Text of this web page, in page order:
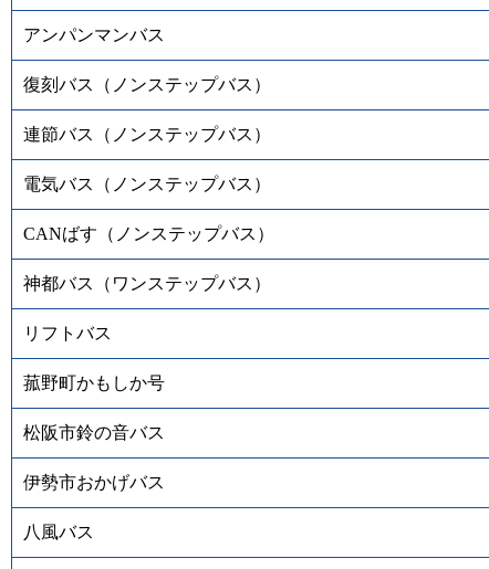
アンパンマンバス
復刻バス（ノンステップバス）
連節バス（ノンステップバス）
電気バス（ノンステップバス）
CANばす（ノンステップバス）
神都バス（ワンステップバス）
リフトバス
菰野町かもしか号
松阪市鈴の音バス
伊勢市おかげバス
八風バス